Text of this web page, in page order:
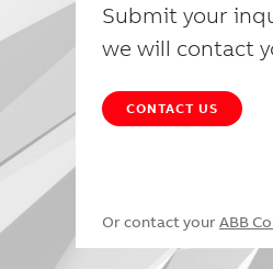
Submit your
we will contact
CONTACT US
Or contact your ABB